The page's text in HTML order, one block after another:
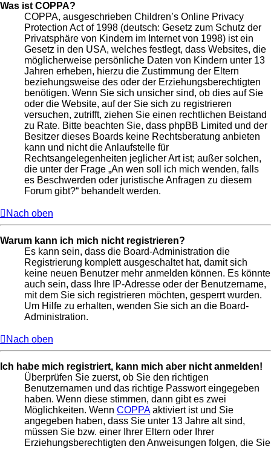
Was ist COPPA?
COPPA, ausgeschrieben Children’s Online Privacy
Protection Act of 1998 (deutsch: Gesetz zum Schutz der
Privatsphäre von Kindern im Internet von 1998) ist ein
Gesetz in den USA, welches festlegt, dass Websites, die
möglicherweise persönliche Daten von Kindern unter 13
Jahren erheben, hierzu die Zustimmung der Eltern
beziehungsweise des oder der Erziehungsberechtigten
benötigen. Wenn Sie sich unsicher sind, ob dies auf Sie
oder die Website, auf der Sie sich zu registrieren
versuchen, zutrifft, ziehen Sie einen rechtlichen Beistand
zu Rate. Bitte beachten Sie, dass phpBB Limited und der
Besitzer dieses Boards keine Rechtsberatung anbieten
kann und nicht die Anlaufstelle für
Rechtsangelegenheiten jeglicher Art ist; außer solchen,
die unter der Frage „An wen soll ich mich wenden, falls
es Beschwerden oder juristische Anfragen zu diesem
Forum gibt?“ behandelt werden.
Nach oben
Warum kann ich mich nicht registrieren?
Es kann sein, dass die Board-Administration die
Registrierung komplett ausgeschaltet hat, damit sich
keine neuen Benutzer mehr anmelden können. Es könnte
auch sein, dass Ihre IP-Adresse oder der Benutzername,
mit dem Sie sich registrieren möchten, gesperrt wurden.
Um Hilfe zu erhalten, wenden Sie sich an die Board-
Administration.
Nach oben
Ich habe mich registriert, kann mich aber nicht anmelden!
Überprüfen Sie zuerst, ob Sie den richtigen
Benutzernamen und das richtige Passwort eingegeben
haben. Wenn diese stimmen, dann gibt es zwei
Möglichkeiten. Wenn COPPAaktiviert ist und Sie
angegeben haben, dass Sie unter 13 Jahre alt sind,
müssen Sie bzw. einer Ihrer Eltern oder Ihrer
Erziehungsberechtigten den Anweisungen folgen, die Sie